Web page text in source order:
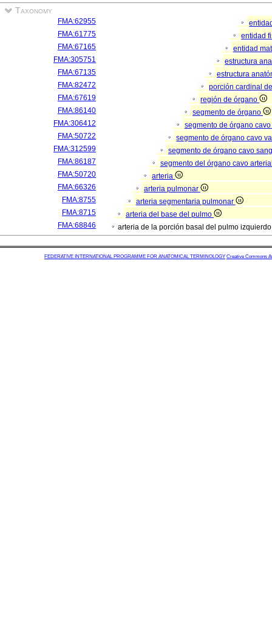
Taxonomy
FMA:62955
FMA:61775
entidad
FMA:67165
entidad
FMA:305751
estructura
FMA:67135
estructura
FMA:82472
porción cardinal
FMA:67619
región de órgano
FMA:86140
segmento de órgano
FMA:306412
segmento de órgano
FMA:50722
segmento de órgano cavo
FMA:312599
segmento de órgano cavo
FMA:86187
segmento del órgano cavo
FMA:50720
arteria
FMA:66326
arteria pulmonar
FMA:8755
arteria segmentaria pulmonar
FMA:8715
arteria del base del pulmo
FMA:68846
arteria de la porción basal del pulmo
FEDERATIVE INTERNATIONAL PROGRAMME FOR ANATOMICAL TERMINOLOGY Creative Commons